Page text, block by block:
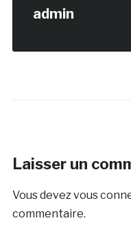
admin
Laisser un
Vous devez vous
commentaire.